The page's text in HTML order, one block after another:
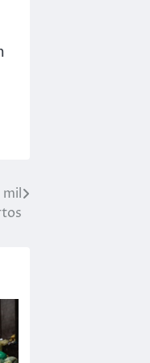
mil